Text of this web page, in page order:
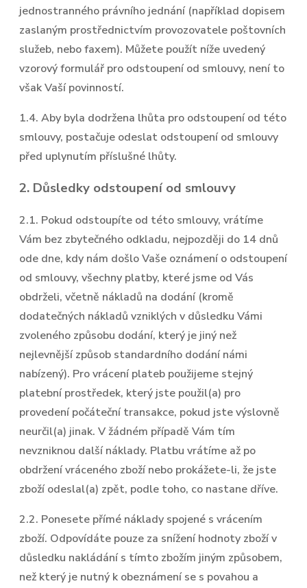
jednostranného právního jednání (například dopisem
zaslaným prostřednictvím provozovatele poštovních
služeb, nebo faxem). Můžete použít níže uvedený
vzorový formulář pro odstoupení od smlouvy, není to
však Vaší povinností.
1.4. Aby byla dodržena lhůta pro odstoupení od této
smlouvy, postačuje odeslat odstoupení od smlouvy
před uplynutím příslušné lhůty.
2. Důsledky odstoupení od smlouvy
2.1. Pokud odstoupíte od této smlouvy, vrátíme
Vám bez zbytečného odkladu, nejpozději do 14 dnů
ode dne, kdy nám došlo Vaše oznámení o odstoupení
od smlouvy, všechny platby, které jsme od Vás
obdrželi, včetně nákladů na dodání (kromě
dodatečných nákladů vzniklých v důsledku Vámi
zvoleného způsobu dodání, který je jiný než
nejlevnější způsob standardního dodání námi
nabízený). Pro vrácení plateb použijeme stejný
platební prostředek, který jste použil(a) pro
provedení počáteční transakce, pokud jste výslovně
neurčil(a) jinak. V žádném případě Vám tím
nevzniknou další náklady. Platbu vrátíme až po
obdržení vráceného zboží nebo prokážete-li, že jste
zboží odeslal(a) zpět, podle toho, co nastane dříve.
2.2. Ponesete přímé náklady spojené s vrácením
zboží. Odpovídáte pouze za snížení hodnoty zboží v
důsledku nakládání s tímto zbožím jiným způsobem,
než který je nutný k obeznámení se s povahou a